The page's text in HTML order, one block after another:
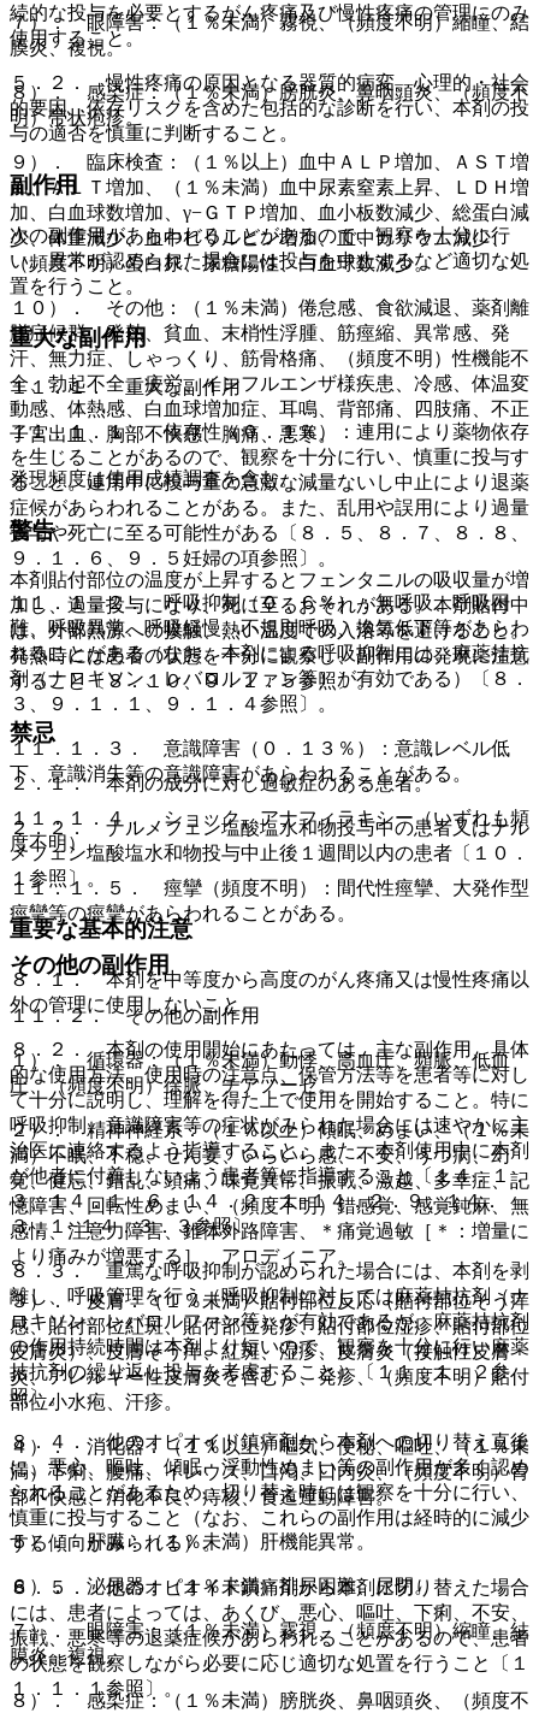
７）． 眼障害：（１％未満）霧視、（頻度不明）縮瞳、結
膜炎、複視。
８）． 感染症：（１％未満）膀胱炎、鼻咽頭炎、（頻度不
明）帯状疱疹。
９）． 臨床検査：（１％以上）血中ＡＬＰ増加、ＡＳＴ増
加、ＡＬＴ増加、（１％未満）血中尿素窒素上昇、ＬＤＨ増
加、白血球数増加、γ−ＧＴＰ増加、血小板数減少、総蛋白減
少、体重減少、血中ビリルビン増加、血中カリウム減少、
（頻度不明）蛋白尿、尿糖陽性、白血球数減少。
１０）． その他：（１％未満）倦怠感、食欲減退、薬剤離
脱症候群、発熱、貧血、末梢性浮腫、筋痙縮、異常感、発
汗、無力症、しゃっくり、筋骨格痛、（頻度不明）性機能不
全、勃起不全、疲労、インフルエンザ様疾患、冷感、体温変
動感、体熱感、白血球増加症、耳鳴、背部痛、四肢痛、不正
子宮出血、胸部不快感、胸痛、悪寒。
発現頻度は使用成績調査を含む。
警告
本剤貼付部位の温度が上昇するとフェンタニルの吸収量が増
加し、過量投与になり、死に至るおそれがある。本剤貼付中
は、外部熱源への接触、熱い温度での入浴等を避けること。
発熱時には患者の状態を十分に観察し、副作用の発現に注意
すること〔８．１０、９．１．５参照〕。
禁忌
２．１． 本剤の成分に対し過敏症のある患者。
２．２． ナルメフェン塩酸塩水和物投与中の患者又はナル
メフェン塩酸塩水和物投与中止後１週間以内の患者〔１０．
１参照〕。
重要な基本的注意
８．１． 本剤を中等度から高度のがん疼痛又は慢性疼痛以
外の管理に使用しないこと。
８．２． 本剤の使用開始にあたっては、主な副作用、具体
的な使用方法、使用時の注意点、保管方法等を患者等に対し
て十分に説明し、理解を得た上で使用を開始すること。特に
呼吸抑制、意識障害等の症状がみられた場合には速やかに主
治医に連絡するよう指導すること。また、本剤使用中に本剤
が他者に付着しないよう患者等に指導すること〔１４．１．
３、１４．１．６、１４．２．１−１４．２．９、１４．
３．１−１４．３．３参照〕。
８．３． 重篤な呼吸抑制が認められた場合には、本剤を剥
離し、呼吸管理を行う（呼吸抑制に対しては麻薬拮抗剤（ナ
ロキソン、レバロルファン等）が有効であるが、麻薬拮抗剤
の作用持続時間は本剤より短いので、観察を十分に行い麻薬
拮抗剤の繰り返し投与を考慮すること）〔１１．１．２参
照〕。
８．４． 他のオピオイド鎮痛剤から本剤への切り替え直後
に、悪心、嘔吐、傾眠、浮動性めまい等の副作用が多く認め
られることがあるため、切り替え時には観察を十分に行い、
慎重に投与すること（なお、これらの副作用は経時的に減少
する傾向がみられる）。
８．５． 他のオピオイド鎮痛剤から本剤に切り替えた場合
には、患者によっては、あくび、悪心、嘔吐、下痢、不安、
振戦、悪寒等の退薬症候があらわれることがあるので、患者
の状態を観察しながら必要に応じ適切な処置を行うこと〔１
１．１．１参照〕。
続的な投与を必要とするがん疼痛及び慢性疼痛の管理にのみ
使用すること。
５．２． 慢性疼痛の原因となる器質的病変、心理的・社会
的要因、依存リスクを含めた包括的な診断を行い、本剤の投
与の適否を慎重に判断すること。
副作用
次の副作用があらわれることがあるので、観察を十分に行
い、異常が認められた場合には投与を中止するなど適切な処
置を行うこと。
重大な副作用
１１．１． 重大な副作用
１１．１．１． 依存性（０．１％）：連用により薬物依存
を生じることがあるので、観察を十分に行い、慎重に投与す
ること。連用中に投与量の急激な減量ないし中止により退薬
症候があらわれることがある。また、乱用や誤用により過量
投与や死亡に至る可能性がある〔８．５、８．７、８．８、
９．１．６、９．５妊婦の項参照〕。
１１．１．２． 呼吸抑制（０．６％）：無呼吸、呼吸困
難、呼吸異常、呼吸緩慢、不規則呼吸、換気低下等があらわ
れることがある（なお、本剤による呼吸抑制には、麻薬拮抗
剤（ナロキソン、レバロルファン等）が有効である）〔８．
３、９．１．１、９．１．４参照〕。
１１．１．３． 意識障害（０．１３％）：意識レベル低
下、意識消失等の意識障害があらわれることがある。
１１．１．４． ショック、アナフィラキシー（いずれも頻
度不明）。
１１．１．５． 痙攣（頻度不明）：間代性痙攣、大発作型
痙攣等の痙攣があらわれることがある。
その他の副作用
１１．２． その他の副作用
１）． 循環器：（１％未満）動悸、高血圧、頻脈、低血
圧、（頻度不明）徐脈、チアノーゼ。
２）． 精神神経系：（１％以上）傾眠、めまい、（１％未
満）不眠、不穏、せん妄、いらいら感、不安、うつ病、幻
覚、健忘、錯乱、頭痛、味覚異常、振戦、激越、多幸症、記
憶障害、回転性めまい、（頻度不明）錯感覚、感覚鈍麻、無
感情、注意力障害、錐体外路障害、＊痛覚過敏［＊：増量に
より痛みが増悪する］、アロディニア。
３）． 皮膚：（１％未満）貼付部位反応（貼付部位そう痒
感、貼付部位紅斑、貼付部位発疹、貼付部位湿疹、貼付部位
皮膚炎）、皮膚そう痒、紅斑、湿疹、皮膚炎（接触性皮膚
炎、アレルギー性皮膚炎を含む）、発疹、（頻度不明）貼付
部位小水疱、汗疹。
４）． 消化器：（１％以上）嘔気、便秘、嘔吐、（１％未
満）下痢、腹痛、イレウス、口渇、口内炎、（頻度不明）胃
部不快感、消化不良、痔核、食道運動障害。
５）． 肝臓：（１％未満）肝機能異常。
６）． 泌尿器：（１％未満）排尿困難、尿閉。
７）． 眼障害：（１％未満）霧視、（頻度不明）縮瞳、結
膜炎、複視。
８）． 感染症：（１％未満）膀胱炎、鼻咽頭炎、（頻度不